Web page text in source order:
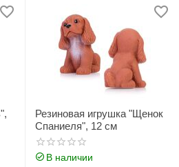
Резиновая игрушка "Щенок
Спаниеля", 12 см
В наличии